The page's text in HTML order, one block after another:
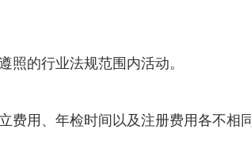
照的行业法规范围内活动。
用、年检时间以及注册费用各不相